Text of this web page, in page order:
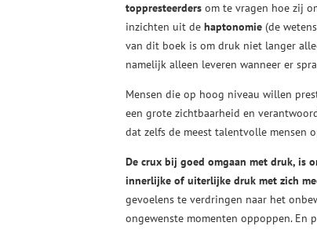
toppresteerders om te vragen hoe zij
inzichten uit de haptonomie (de
van dit boek is om druk niet langer
namelijk alleen leveren wanneer er
Mensen die op hoog niveau willen
een grote zichtbaarheid en
dat zelfs de meest talentvolle mensen
De crux bij goed omgaan met druk, is
innerlijke of uiterlijke druk met zich
gevoelens te verdringen naar het
ongewenste momenten oppoppen. En